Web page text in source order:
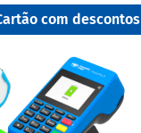
com descontos